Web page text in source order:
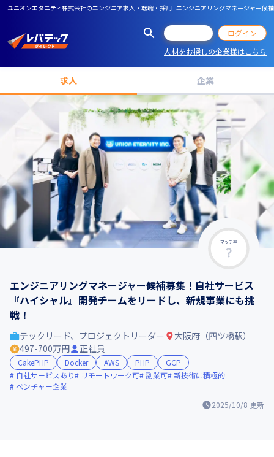
ユニオンエタニティ株式会社のエンジニア求人・転職・採用 | エンジニアリングマネージャー
ログイン
人材をお探しの企業様はこちら
求人 企業
マッチ率
エンジニアリングマネージャー候補募集！自社サービス
『ハイシャル』開発チームをリードし、新規事業にも挑
戦！
2025/10/8 更新
テックリード、プロジェクトリーダー
大阪府（四ツ橋駅）
497-700万円
正社員
CakePHP Docker AWS PHP
GCP
自社サービスあり
リモートワーク可 副業可 新技術に積極的
ベンチャー企業